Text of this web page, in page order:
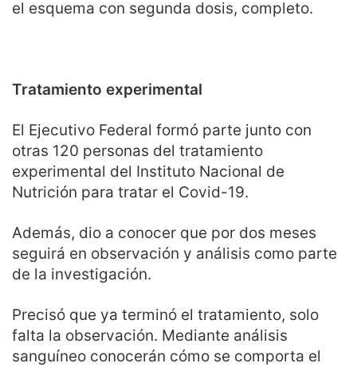
el esquema con segunda dosis, completo.
Tratamiento experimental
El Ejecutivo Federal formó parte junto con
otras 120 personas del tratamiento
experimental del Instituto Nacional de
Nutrición para tratar el Covid-19.
Además, dio a conocer que por dos meses
seguirá en observación y análisis como parte
de la investigación.
Precisó que ya terminó el tratamiento, solo
falta la observación. Mediante análisis
sanguíneo conocerán cómo se comporta el